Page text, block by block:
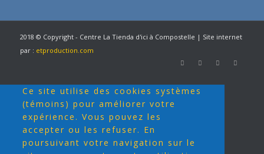
2018 © Copyright - Centre La Tienda d'ici à Compostelle | Site internet
par : etproduction.com
Ce site utilise des cookies systèmes
(témoins) pour améliorer votre
expérience. Vous pouvez les
accepter ou les refuser. En
poursuivant votre navigation sur le